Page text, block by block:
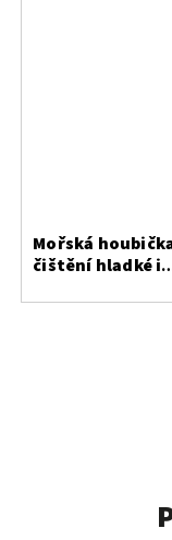
Mořská
čištění hladké i